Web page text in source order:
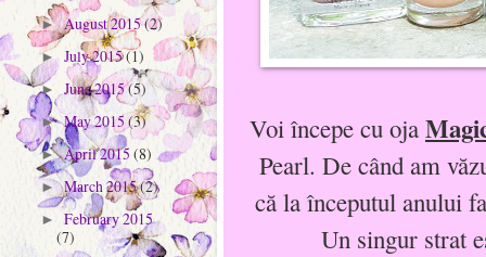
Voi începe cu oja
Pearl. De când am
că la începutul anului
Un singur strat
►August 2015(2)
► July 2015(1)
► June 2015(5)
►May 2015(3)
►April 2015 (8)
►March 2015(2)
► February 2015
(7)